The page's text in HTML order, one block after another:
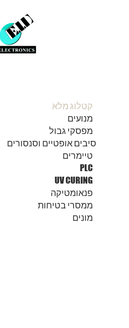
קטלוג מלא
מנועים
מפסקי גבול
סיבים אופטיים וסנסורים
טיימרים
PLC
UV CURING
פנאומטיקה
ממסרי בטיחות
מונים